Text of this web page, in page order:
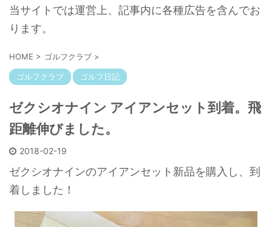
当サイトでは運営上、記事内に各種広告を含んでお
ります。
HOME > ゴルフクラブ >
ゴルフクラブ ゴルフ日記
ゼクシオナイン アイアンセット到着。飛
距離伸びました。
2018-02-19
ゼクシオナインのアイアンセット新品を購入し、到
着しました！